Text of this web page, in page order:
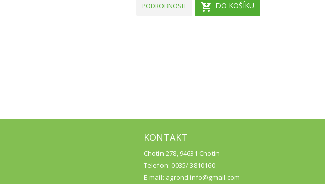
PODROBNOSTI DO KOŠÍKU
KONTAKT
Chotín 278, 94631 Chotín
Telefon: 0035/ 3810160
E-mail: agrond.info@gmail.com